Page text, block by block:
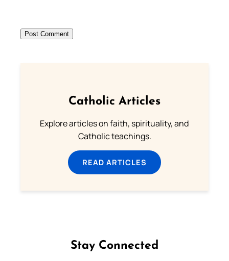
Catholic Articles
Explore articles on faith, spirituality, and
Catholic teachings.
READ ARTICLES
Stay Connected